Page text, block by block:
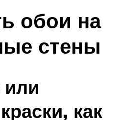
обои на
стены
как